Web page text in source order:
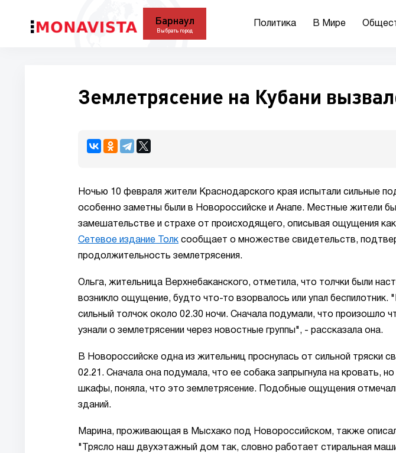
Барнаул
Выбрать город
Политика В Мире
Землетрясение на Кубани
Ночью 10 февраля жители Краснодарского края испытали сильные
особенно заметны были в Новороссийске и Анапе. Местные жители
замешательстве и страхе от происходящего, описывая ощущения
Сетевое издание Толк сообщает о множестве свидетельств,
продолжительность землетрясения.
Ольга, жительница Верхнебаканского, отметила, что толчки были
возникло ощущение, будто что-то взорвалось или упал беспилотник.
сильный толчок около 02.30 ночи. Сначала подумали, что произошло
узнали о землетрясении через новостные группы", - рассказала она.
В Новороссийске одна из жительниц проснулась от сильной тряски
02.21. Сначала она подумала, что ее собака запрыгнула на кровать,
шкафы, поняла, что это землетрясение. Подобные ощущения
зданий.
Марина, проживающая в Мысхако под Новороссийском, также
"Трясло наш двухэтажный дом так, словно работает стиральная